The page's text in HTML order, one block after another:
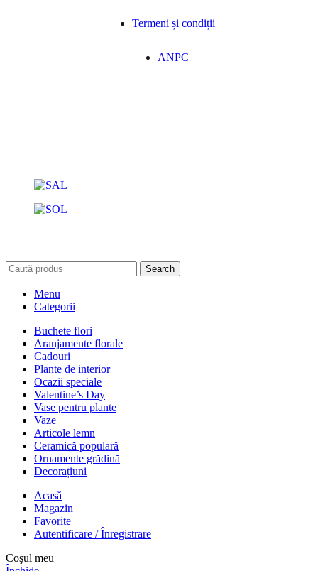
Termeni și condiții
ANPC
Search
Menu
Categorii
Buchete flori
Aranjamente florale
Cadouri
Plante de interior
Ocazii speciale
Valentine’s Day
Vase pentru plante
Vaze
Articole lemn
Ceramică populară
Ornamente grădină
Decorațiuni
Acasă
Magazin
Favorite
Autentificare / Înregistrare
Coşul meu